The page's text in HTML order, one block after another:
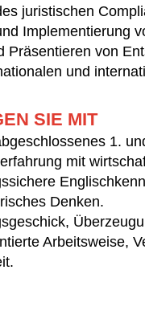
juristischen
Implementierung
Präsentieren von
und
SIE MIT
1.
mit
Denken.
Arbeitsweise,